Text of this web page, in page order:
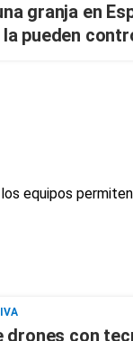
granja en
pueden
drones con